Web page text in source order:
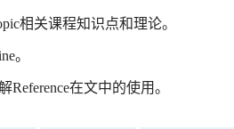
相关课程知识点和理论。
。
Reference在文中的使用。